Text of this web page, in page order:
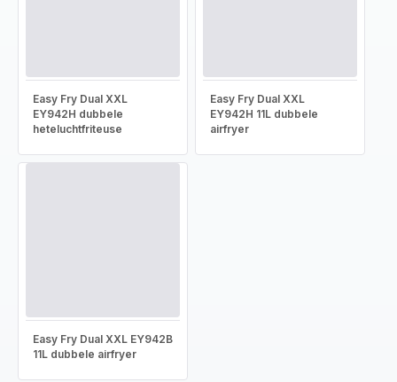
Easy Fry Dual XXL
EY942H dubbele
heteluchtfriteuse
Easy Fry Dual XXL
EY942H 11L dubbele
airfryer
Easy Fry Dual XXL EY942B
11L dubbele airfryer